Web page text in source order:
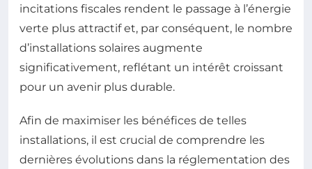
incitations fiscales rendent le passage à l’énergie
verte plus attractif et, par conséquent, le nombre
d’installations solaires augmente
significativement, reflétant un intérêt croissant
pour un avenir plus durable.
Afin de maximiser les bénéfices de telles
installations, il est crucial de comprendre les
dernières évolutions dans la réglementation des